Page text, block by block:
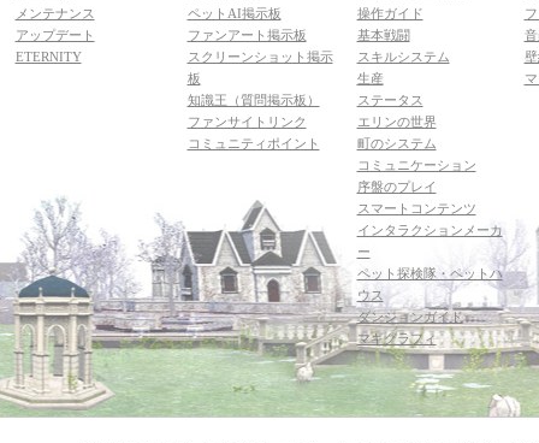
メンテナンス
アップデート
ETERNITY
ペットAI掲示板
ファンアート掲示板
スクリーンショット掲示
板
知識王（質問掲示板）
ファンサイトリンク
コミュニティポイント
操作ガイド
基本戦闘
スキルシステム
生産
ステータス
エリンの世界
町のシステム
コミュニケーション
序盤のプレイ
スマートコンテンツ
インタラクションメーカ
ー
ペット探検隊・ペットハ
ウス
ダンジョンガイド
マギグラフィ